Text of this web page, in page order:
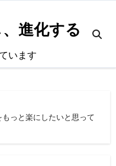
進化する
います
っと楽にしたいと思って